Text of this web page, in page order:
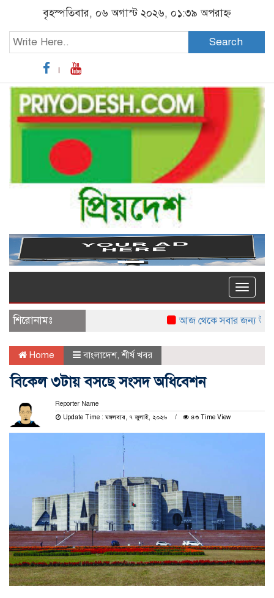
বৃহস্পতিবার, ০৬ অগাস্ট ২০২৬, ০১:৩৯ অপরাহ্ন
Search
Toggle
শিরোনামঃ
আজ থেকে সবার জন্য উন্মুক্ত
Home বাংলাদেশ,শীর্ষ খবর
বিকেল ৩টায় বসছে সংসদ অধিবেশন
Reporter Name
Update Time : মঙ্গলবার, ৭ জুলাই, ২০২৬
৪৩ Time View